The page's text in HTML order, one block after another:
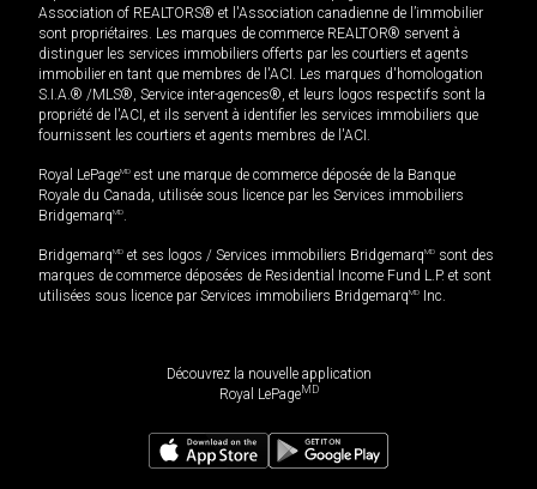
Association of REALTORS® et l'Association canadienne de l’immobilier
sont propriétaires. Les marques de commerce REALTOR® servent à
distinguer les services immobiliers offerts par les courtiers et agents
immobilier en tant que membres de l'ACI. Les marques d'homologation
S.I.A.® /MLS®, Service inter-agences®, et leurs logos respectifs sont la
propriété de l'ACI, et ils servent à identifier les services immobiliers que
fournissent les courtiers et agents membres de l'ACI.
Royal LePageMD est une marque de commerce déposée de la Banque
Royale du Canada, utilisée sous licence par les Services immobiliers
BridgemarqMD
BridgemarqMD et ses logos / Services immobiliers BridgemarqMD sont des
marques de commerce déposées de Residential Income Fund L.P. et sont
utilisées sous licence par Services immobiliers BridgemarqMD Inc.
Découvrez la nouvelle application
Royal LePageMD